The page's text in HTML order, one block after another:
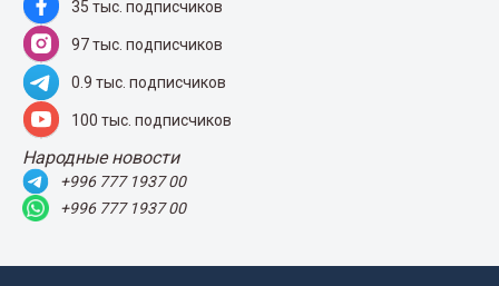
35 тыс. подписчиков
97 тыс. подписчиков
0.9 тыс. подписчиков
100 тыс. подписчиков
Народные новости
+996 777 1937 00
+996 777 1937 00